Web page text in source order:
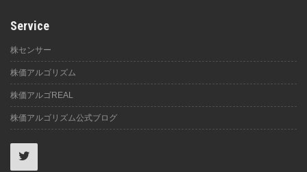
Service
株センサー
株価アルゴリズム
株価アルゴREAL
株価アルゴリズム公式ブログ